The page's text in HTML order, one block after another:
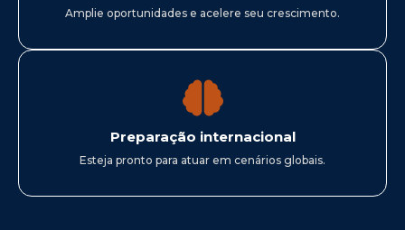
Amplie oportunidades e acelere seu crescimento.
Preparação internacional
Esteja pronto para atuar em cenários globais.